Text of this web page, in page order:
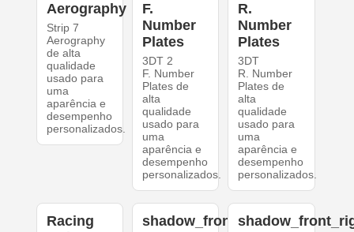
Aerography
Strip 7
Aerography
de alta
qualidade
usado para
uma
aparência e
desempenho
personalizados.
F.
Number
Plates
3DT 2
F. Number
Plates de
alta
qualidade
usado para
uma
aparência e
desempenho
personalizados.
R.
Number
Plates
3DT
R. Number
Plates de
alta
qualidade
usado para
uma
aparência e
desempenho
personalizados.
Racing
shadow_front_left